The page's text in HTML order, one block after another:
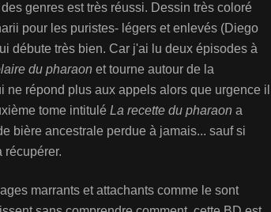
genres est très réussi. Dessin très coloré
pour les puristes- légers et enlevés (Diego
débute très bien. Car j'ai lu deux épisodes à
du pharaon et tourne autour de la
ne répond plus aux appels alors que urgence il
tome intitulé La recette du pharaon a
bière ancestrale perdue à jamais... sauf si
récupérer.
marrants et attachants comme le sont